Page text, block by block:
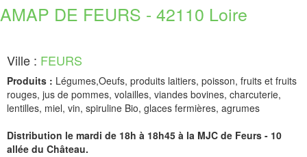
AMAP DE FEURS - 42110 Loire
Ville : FEURS
Produits : Légumes,Oeufs, produits laitiers, poisson, fruits et fruits
rouges, jus de pommes, volailles, viandes bovines, charcuterie,
lentilles, miel, vin, spiruline Bio, glaces fermières, agrumes
Distribution le mardi de 18h à 18h45 à la MJC de Feurs - 10
allée du Château.